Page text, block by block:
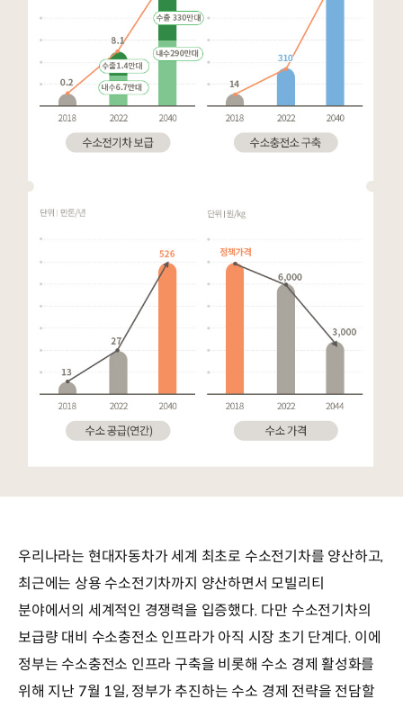
우리나라는 현대자동차가 세계 최초로 수소전기차를 양산하고,
최근에는 상용 수소전기차까지 양산하면서 모빌리티
분야에서의 세계적인 경쟁력을 입증했다. 다만 수소전기차의
보급량 대비 수소충전소 인프라가 아직 시장 초기 단계다. 이에
정부는 수소충전소 인프라 구축을 비롯해 수소 경제 활성화를
위해 지난 7월 1일, 정부가 추진하는 수소 경제 전략을 전담할